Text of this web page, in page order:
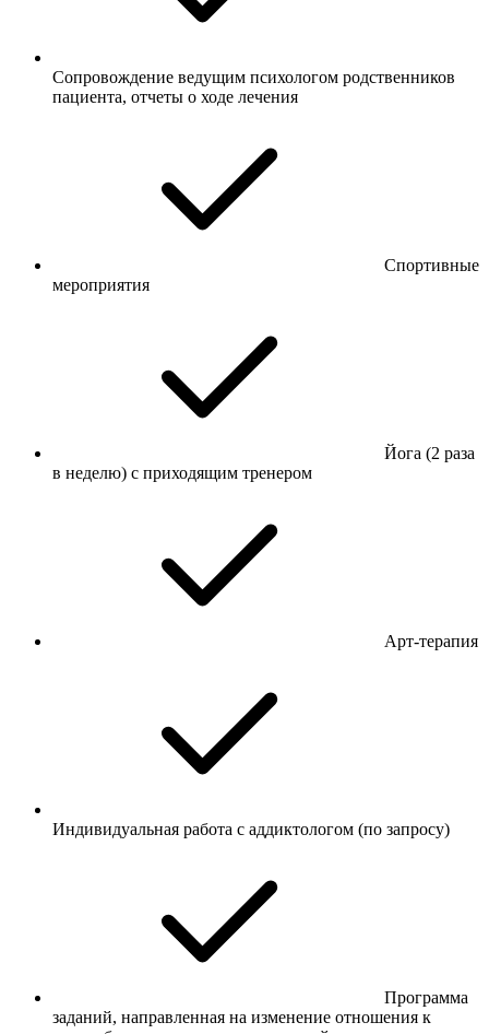
Сопровождение ведущим психологом родственников
пациента, отчеты о ходе лечения
Спортивные
мероприятия
Йога (2 раза
в неделю) с приходящим тренером
Арт-терапия
Индивидуальная работа с аддиктологом (по запросу)
Программа
заданий, направленная на изменение отношения к